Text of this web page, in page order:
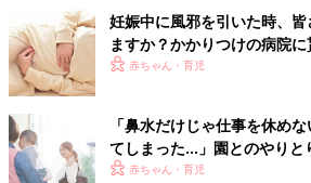
妊娠中に風邪を引いた時、
ますか？かかりつけの病院
ちのたまひよ”の体験談
赤ちゃん・育児
「鼻水だけじゃ仕事を休め
てしまった…」園とのやりと
か？赤ちゃん・育児